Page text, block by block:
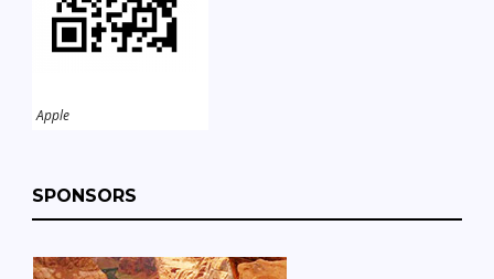
Apple
SPONSORS